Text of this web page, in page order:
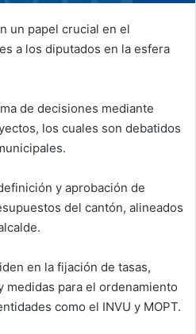
un papel crucial en el
a los diputados en la esfera
de decisiones mediante
los cuales son debatidos
y aprobación de
del cantón, alineados
en la fijación de tasas,
medidas para el ordenamiento
como el INVU y MOPT.